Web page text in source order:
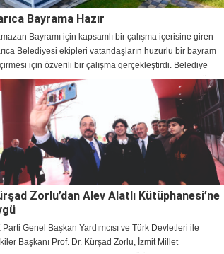
Bayrama Hazır
Bayramı için kapsamlı bir çalışma içerisine giren
Belediyesi ekipleri vatandaşların huzurlu bir bayram
için özverili bir çalışma gerçekleştirdi. Belediye
Muzaffer Bıyık da bayram mesajı yayınlayarak tüm
bayramını kutladı.
Zorlu’dan Alev Alatlı Kütüphanesi’ne
Parti Genel Başkan Yardımcısı ve Türk Devletleri ile
Başkanı Prof. Dr. Kürşad Zorlu, İzmit Millet